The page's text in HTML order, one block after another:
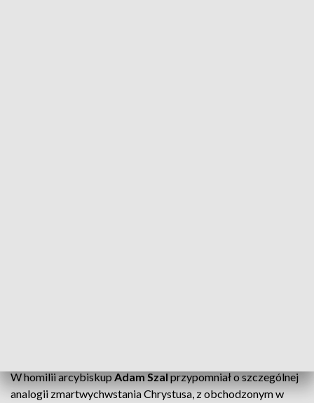
W homilii arcybiskup Adam Szal przypomniał o szczególnej
analogii zmartwychwstania Chrystusa, z obchodzonym w